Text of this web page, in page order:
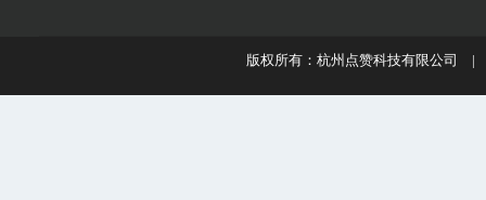
版权所有：杭州点赞科技有限公司